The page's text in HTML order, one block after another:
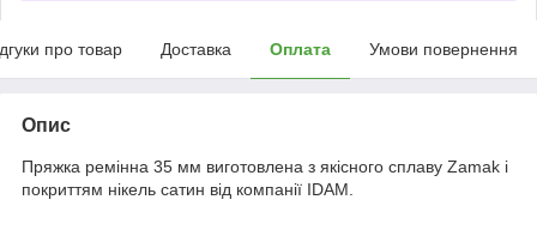
про товар Доставка Оплата Умови повернення
Опис
Пряжка ремінна 35 мм виготовлена з якісного сплаву Zamak і
покриттям нікель сатин від компанії IDAM.